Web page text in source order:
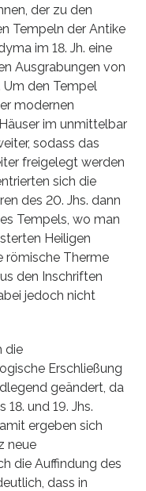
der zu den
Tempeln der Antike
im 18. Jh. eine
Ausgrabungen von
Um den Tempel
modernen
im unmittelbar
sodass das
freigelegt werden
sich die
des 20. Jhs. dann
Tempels, wo man
Heiligen
römische Therme
den Inschriften
jedoch nicht
die
Erschließung
geändert, da
und 19. Jhs.
ergeben sich
neue
die Auffindung des
dass in